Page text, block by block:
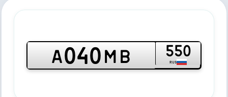
А040МВ 550
RUS